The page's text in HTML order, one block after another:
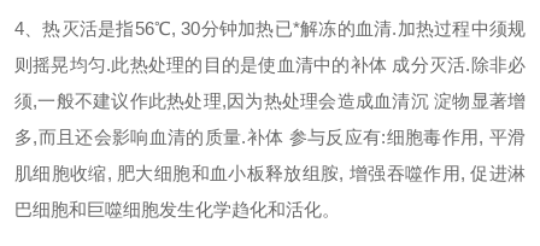
4、热灭活是指56℃, 30分钟加热已*解冻的血清.加热过程中须规
则摇晃均匀.此热处理的目的是使血清中的补体 成分灭活.除非必
须,一般不建议作此热处理,因为热处理会造成血清沉 淀物显著增
多,而且还会影响血清的质量.补体 参与反应有:细胞毒作用, 平滑
肌细胞收缩, 肥大细胞和血小板释放组胺, 增强吞噬作用, 促进淋
巴细胞和巨噬细胞发生化学趋化和活化。